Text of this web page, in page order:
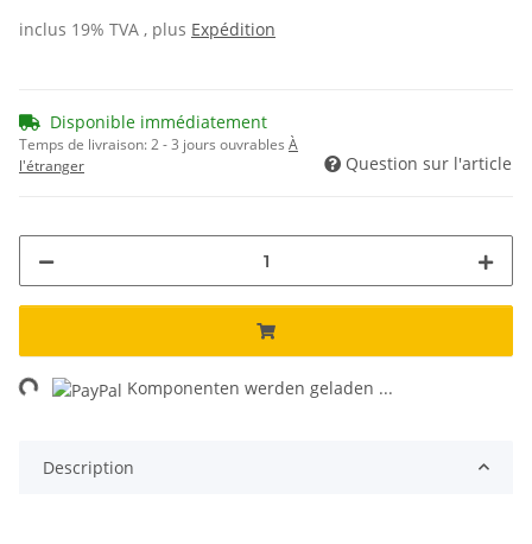
inclus 19% TVA , plus Expédition
Disponible immédiatement
Temps de livraison:2 - 3 jours ouvrables À
l'étranger
Question sur l'article
Komponenten werden geladen ...
Description